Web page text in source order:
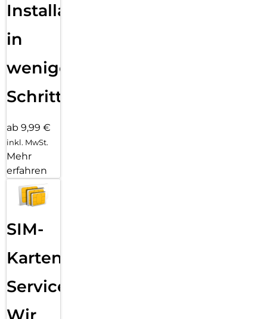
Installation
in
wenigen
Schritten
ab 9,99 €
inkl. MwSt.
Mehr
erfahren
SIM-
Karten
Service:
Wir